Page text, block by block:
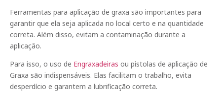
Ferramentas para aplicação de graxa são importantes para
garantir que ela seja aplicada no local certo e na quantidade
correta. Além disso, evitam a contaminação durante a
aplicação.
Para isso, o uso de Engraxadeiras ou pistolas de aplicação de
Graxa são indispensáveis. Elas facilitam o trabalho, evita
desperdício e garantem a lubrificação correta.